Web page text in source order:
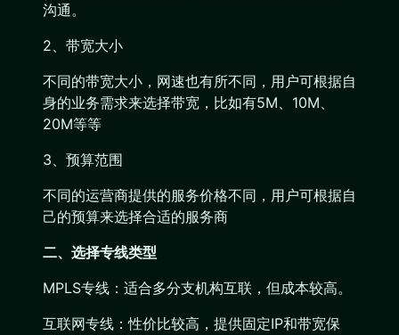
沟通。
2、带宽大小
不同的带宽大小，网速也有所不同，用户可根据自
身的业务需求来选择带宽，比如有5M、10M、
20M等等
3、预算范围
不同的运营商提供的服务价格不同，用户可根据自
己的预算来选择合适的服务商
二、选择专线类型
MPLS专线：适合多分支机构互联，但成本较高。
互联网专线：性价比较高，提供固定IP和带宽保